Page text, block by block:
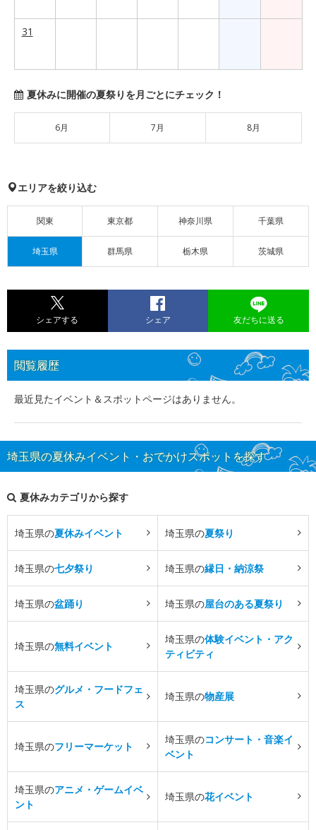
31
夏休みに開催の夏祭りを月ごとにチェック！
6月 7月 8月
エリアを絞り込む
関東 東京都 神奈川県 千葉県
埼玉県 群馬県 栃木県 茨城県
シェアする シェア 友だちに送る
閲覧履歴
最近見たイベント＆スポットページはありません。
埼玉県の夏休みイベント・おでかけスポットを探す
夏休みカテゴリから探す
埼玉県の夏休みイベント 埼玉県の夏祭り
埼玉県の七夕祭り 埼玉県の縁日・納涼祭
埼玉県の盆踊り 埼玉県の屋台のある夏祭り
埼玉県の無料イベント
埼玉県の体験イベント・アク
ティビティ
埼玉県のグルメ・フードフェ
ス
埼玉県の物産展
埼玉県のフリーマーケット
埼玉県のコンサート・音楽イ
ベント
埼玉県のアニメ・ゲームイベ
ント
埼玉県の花イベント